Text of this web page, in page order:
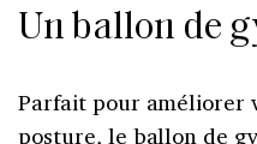
Un ballon de
Parfait pour améliorer
posture, le ballon de